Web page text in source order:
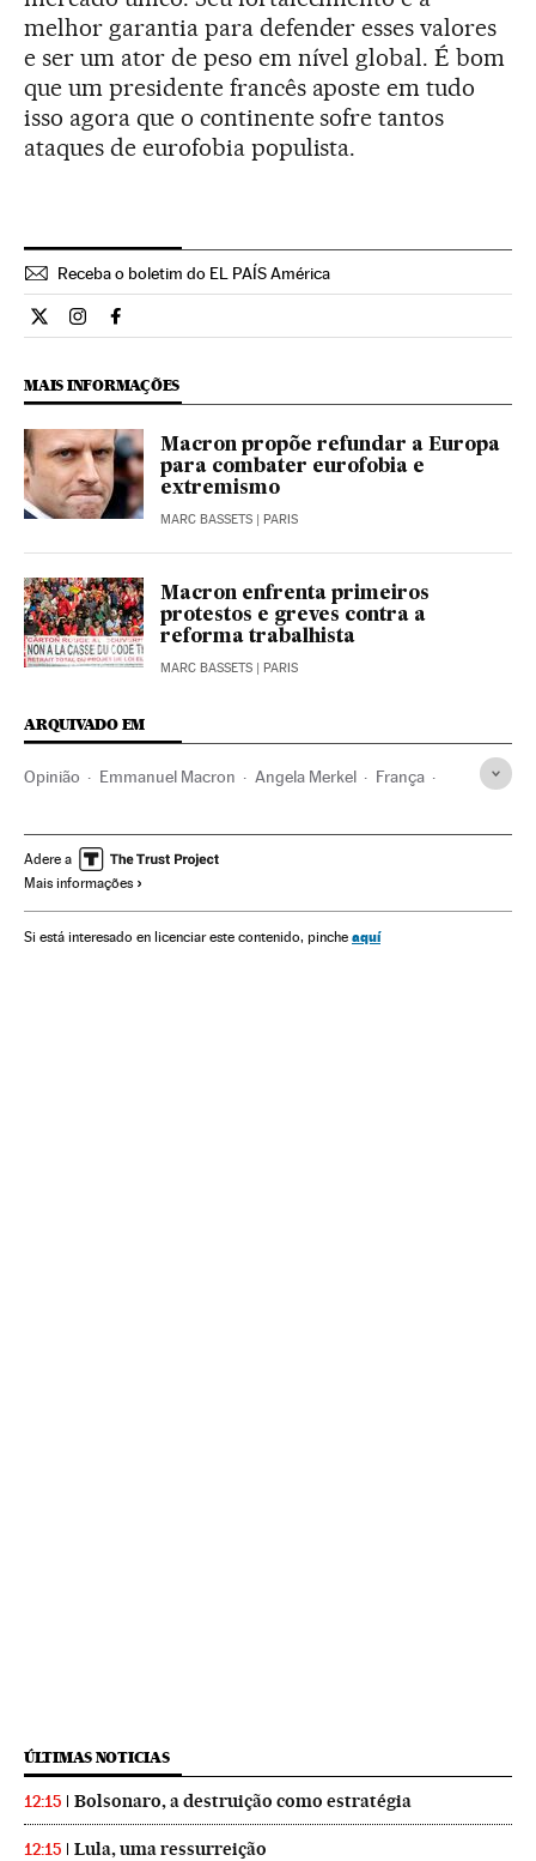
melhor garantia para defender esses valores
e ser um ator de peso em nível global. É bom
que um presidente francês aposte em tudo
isso agora que o continente sofre tantos
ataques de eurofobia populista.
Receba o boletim do EL PAÍS América
Opiniao El País Brasil en Twitter
Opiniao El País Brasil en Instagram
Opiniao El País Brasil en Facebook
MAIS INFORMAÇÕES
Macron propõe refundar a Europa
para combater eurofobia e
extremismo
MARC BASSETS | PARIS
Macron enfrenta primeiros
protestos e greves contra a
reforma trabalhista
MARC BASSETS | PARIS
ARQUIVADO EM
Opinião Emmanuel Macron Angela Merkel França
União Europeia Organizações internacionais
Relações exteriores
Adere a
Mais informações
Si está interesado en licenciar este contenido, pinche aquí
ÚLTIMAS NOTICIAS
12:15 Bolsonaro, a destruição como estratégia
12:15 Lula, uma ressurreição